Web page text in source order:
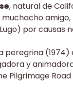
, natural de
por causas
peregrina (1974)
y
Pilgrimage